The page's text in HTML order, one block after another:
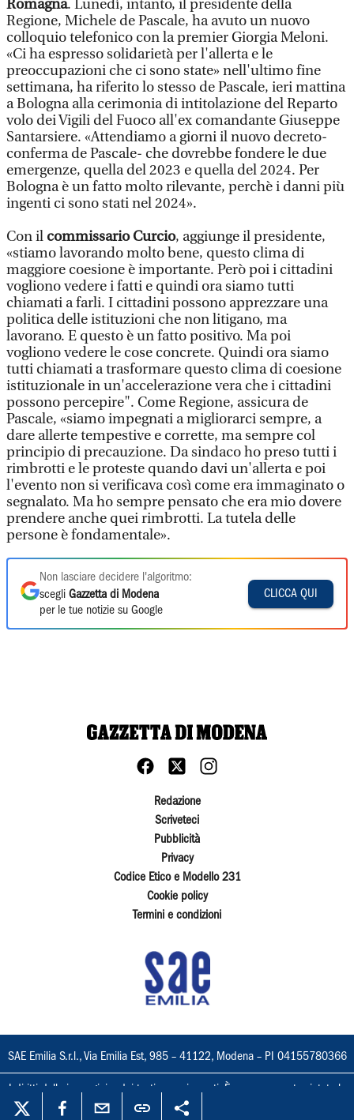
Romagna. Lunedì, intanto, il presidente della
Regione, Michele de Pascale, ha avuto un nuovo
colloquio telefonico con la premier Giorgia Meloni.
«Ci ha espresso solidarietà per l'allerta e le
preoccupazioni che ci sono state» nell'ultimo fine
settimana, ha riferito lo stesso de Pascale, ieri mattina
a Bologna alla cerimonia di intitolazione del Reparto
volo dei Vigili del Fuoco all'ex comandante Giuseppe
Santarsiere. «Attendiamo a giorni il nuovo decreto-
conferma de Pascale- che dovrebbe fondere le due
emergenze, quella del 2023 e quella del 2024. Per
Bologna è un fatto molto rilevante, perchè i danni più
ingenti ci sono stati nel 2024».
Con il commissario Curcio, aggiunge il presidente,
«stiamo lavorando molto bene, questo clima di
maggiore coesione è importante. Però poi i cittadini
vogliono vedere i fatti e quindi ora siamo tutti
chiamati a farli. I cittadini possono apprezzare una
politica delle istituzioni che non litigano, ma
lavorano. E questo è un fatto positivo. Ma poi
vogliono vedere le cose concrete. Quindi ora siamo
tutti chiamati a trasformare questo clima di coesione
istituzionale in un'accelerazione vera che i cittadini
possono percepire". Come Regione, assicura de
Pascale, «siamo impegnati a migliorarci sempre, a
dare allerte tempestive e corrette, ma sempre col
principio di precauzione. Da sindaco ho preso tutti i
rimbrotti e le proteste quando davi un'allerta e poi
l'evento non si verificava così come era immaginato o
segnalato. Ma ho sempre pensato che era mio dovere
prendere anche quei rimbrotti. La tutela delle
persone è fondamentale».
Non lasciare decidere l'algoritmo:
scegli Gazzetta di Modena
per le tue notizie su Google
CLICCA QUI
Redazione
Scriveteci
Pubblicità
Privacy
Codice Etico e Modello 231
Cookie policy
Termini e condizioni
SAE Emilia S.r.l., Via Emilia Est, 985 – 41122, Modena – PI 04155780366
I diritti delle immagini e dei testi sono riservati. È espressamente vietata la
loro riproduzione con qualsiasi mezzo e l'adattamento totale o parziale.